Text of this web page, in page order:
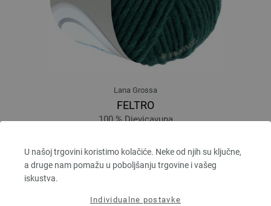
U našoj trgovini koristimo kolačiće. Neke od njih su ključne,
a druge nam pomažu u poboljšanju trgovine i vašeg
iskustva.
Individualne postavke
Lana Grossa
FELTRO
100 % Djevicavuna
Većina igle: 8
3,43 $
bez PDV-a, dodatno troškovi za dostavu, Osnovna cijena:
prev next